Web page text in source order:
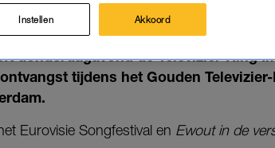
17-10-2024 REDACTIE NIEUWS
donderdagavond de Televizier-Ring
tijdens het Gouden
Eurovisie Songfestival en Ewout in de
Instellen Akkoord